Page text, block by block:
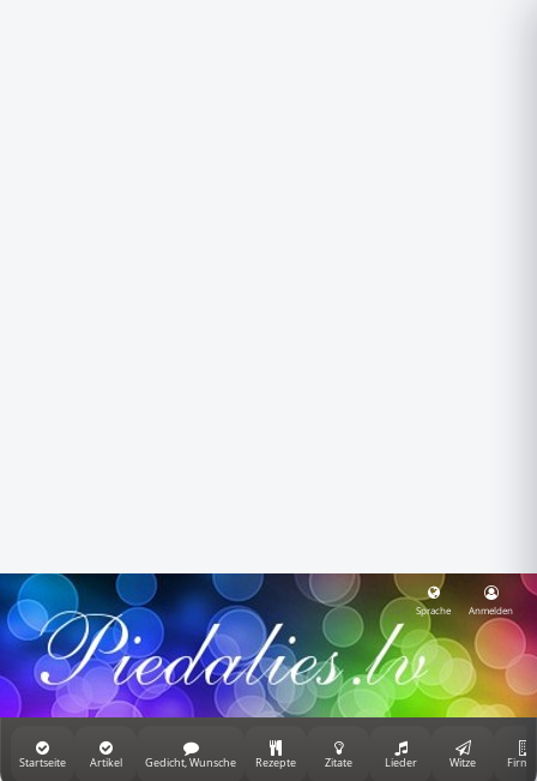
Sprache Anmelden
Startseite Artikel Gedicht, Wunsche Rezepte Zitate Lieder Witze